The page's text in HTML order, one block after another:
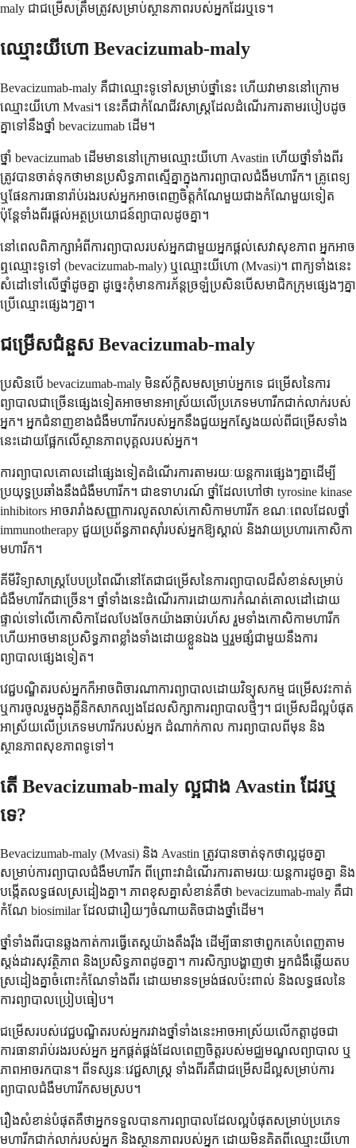
maly ជា​ជម្រើស​ត្រឹមត្រូវ​សម្រាប់​ស្ថានភាព​របស់​អ្នក​ដែរ​ឬ​ទេ។
ឈ្មោះ​យីហោ Bevacizumab-maly
Bevacizumab-maly គឺជា​ឈ្មោះ​ទូទៅ​សម្រាប់​ថ្នាំ​នេះ ហើយ​វា​មាន​នៅ​ក្រោម​
ឈ្មោះ​យីហោ Mvasi។ នេះ​គឺជា​កំណែ​ជីវសាស្ត្រ​ដែល​ដំណើរការ​តាម​របៀប​ដូច
គ្នា​ទៅ​នឹង​ថ្នាំ bevacizumab ដើម។
ថ្នាំ bevacizumab ដើម​មាន​នៅ​ក្រោម​ឈ្មោះ​យីហោ Avastin ហើយ​ថ្នាំ​ទាំងពីរ​
ត្រូវ​បាន​ចាត់​ទុក​ថា​មាន​ប្រសិទ្ធភាព​ស្មើគ្នា​ក្នុង​ការ​ព្យាបាល​ជំងឺ​មហារីក។ គ្រូពេទ្យ
ឬ​ផែនការ​ធានា​រ៉ាប់រង​របស់​អ្នក​អាច​ពេញចិត្ត​កំណែ​មួយ​ជាង​កំណែ​មួយ​ទៀត
ប៉ុន្តែ​ទាំងពីរ​ផ្តល់​អត្ថប្រយោជន៍​ព្យាបាល​ដូចគ្នា។
នៅ​ពេល​ពិភាក្សា​អំពី​ការព្យាបាល​របស់​អ្នក​ជាមួយ​អ្នក​ផ្តល់​សេវា​សុខភាព អ្នក​អាច​
ឮ​ឈ្មោះ​ទូទៅ (bevacizumab-maly) ឬ​ឈ្មោះ​យីហោ (Mvasi)។ ពាក្យ​ទាំងនេះ​
សំដៅ​ទៅ​លើ​ថ្នាំ​ដូចគ្នា ដូច្នេះ​កុំ​មាន​ការ​ភ័ន្តច្រឡំ​ប្រសិនបើ​សមាជិក​ក្រុម​ផ្សេងៗ​គ្នា​
ប្រើ​ឈ្មោះ​ផ្សេងៗ​គ្នា។
ជម្រើស​ជំនួស Bevacizumab-maly
ប្រសិនបើ bevacizumab-maly មិនស័ក្តិសមសម្រាប់អ្នកទេ ជម្រើសនៃការ
ព្យាបាលជាច្រើនផ្សេងទៀតអាចមានអាស្រ័យលើប្រភេទមហារីកជាក់លាក់របស់
អ្នក។ អ្នកជំនាញខាងជំងឺមហារីករបស់អ្នកនឹងជួយអ្នកស្វែងយល់ពីជម្រើសទាំង
នេះដោយផ្អែកលើស្ថានភាពបុគ្គលរបស់អ្នក។
ការព្យាបាលគោលដៅផ្សេងទៀតដំណើរការតាមរយៈយន្តការផ្សេងៗគ្នាដើម្បី
ប្រយុទ្ធប្រឆាំងនឹងជំងឺមហារីក។ ជាឧទាហរណ៍ ថ្នាំដែលហៅថា tyrosine kinase
inhibitors អាចរារាំងសញ្ញាការលូតលាស់កោសិកាមហារីក ខណៈពេលដែលថ្នាំ
immunotherapy ជួយប្រព័ន្ធភាពស៊ាំរបស់អ្នកឱ្យស្គាល់ និងវាយប្រហារកោសិកា
មហារីក។
គីមីវិទ្យាសាស្ត្របែបប្រពៃណីនៅតែជាជម្រើសនៃការព្យាបាលដ៏សំខាន់សម្រាប់
ជំងឺមហារីកជាច្រើន។ ថ្នាំទាំងនេះដំណើរការដោយការកំណត់គោលដៅដោយ
ផ្ទាល់ទៅលើកោសិកាដែលបែងចែកយ៉ាងឆាប់រហ័ស រួមទាំងកោសិកាមហារីក
ហើយអាចមានប្រសិទ្ធភាពខ្លាំងទាំងដោយខ្លួនឯង ឬរួមផ្សំជាមួយនឹងការ
ព្យាបាលផ្សេងទៀត។
វេជ្ជបណ្ឌិតរបស់អ្នកក៏អាចពិចារណាការព្យាបាលដោយវិទ្យុសកម្ម ជម្រើសវះកាត់
ឬការចូលរួមក្នុងគ្លីនិកសាកល្បងដែលសិក្សាការព្យាបាលថ្មីៗ។ ជម្រើសដ៏ល្អបំផុត
អាស្រ័យលើប្រភេទមហារីករបស់អ្នក ដំណាក់កាល ការព្យាបាលពីមុន និង
ស្ថានភាពសុខភាពទូទៅ។
តើ Bevacizumab-maly ល្អជាង Avastin ដែរឬ
ទេ?
Bevacizumab-maly (Mvasi) និង Avastin ត្រូវបានចាត់ទុកថាល្អដូចគ្នា
សម្រាប់ការព្យាបាលជំងឺមហារីក ពីព្រោះវាដំណើរការតាមរយៈយន្តការដូចគ្នា និង
បង្កើតលទ្ធផលស្រដៀងគ្នា។ ភាពខុសគ្នាសំខាន់គឺថា bevacizumab-maly គឺជា
កំណែ biosimilar ដែលជារឿយៗចំណាយតិចជាងថ្នាំដើម។
ថ្នាំទាំងពីរបានឆ្លងកាត់ការធ្វើតេស្តយ៉ាងតឹងរ៉ឹង ដើម្បីធានាថាពួកគេបំពេញតាម
ស្តង់ដារសុវត្ថិភាព និងប្រសិទ្ធភាពដូចគ្នា។ ការសិក្សាបង្ហាញថា អ្នកជំងឺឆ្លើយតប
ស្រដៀងគ្នាចំពោះកំណែទាំងពីរ ដោយមានទម្រង់ផលប៉ះពាល់ និងលទ្ធផលនៃ
ការព្យាបាលប្រៀបធៀប។
ជម្រើសរបស់វេជ្ជបណ្ឌិតរបស់អ្នករវាងថ្នាំទាំងនេះអាចអាស្រ័យលើកត្តាដូចជា
ការធានារ៉ាប់រងរបស់អ្នក អ្នកផ្គត់ផ្គង់ដែលពេញចិត្តរបស់មជ្ឈមណ្ឌលព្យាបាល ឬ
ភាពអាចរកបាន។ ពីទស្សនៈវេជ្ជសាស្ត្រ ទាំងពីរគឺជាជម្រើសដ៏ល្អសម្រាប់ការ
ព្យាបាលជំងឺមហារីកសមស្រប។
រឿងសំខាន់បំផុតគឺថាអ្នកទទួលបានការព្យាបាលដែលល្អបំផុតសម្រាប់ប្រភេទ
មហារីកជាក់លាក់របស់អ្នក និងស្ថានភាពរបស់អ្នក ដោយមិនគិតពីឈ្មោះយីហោ